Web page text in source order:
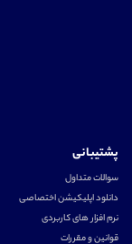
پشتیبانی
سوالات متداول
دانلود اپلیکیشن اختصاصی
نرم افزار های کاربردی
قوانین و مقررات